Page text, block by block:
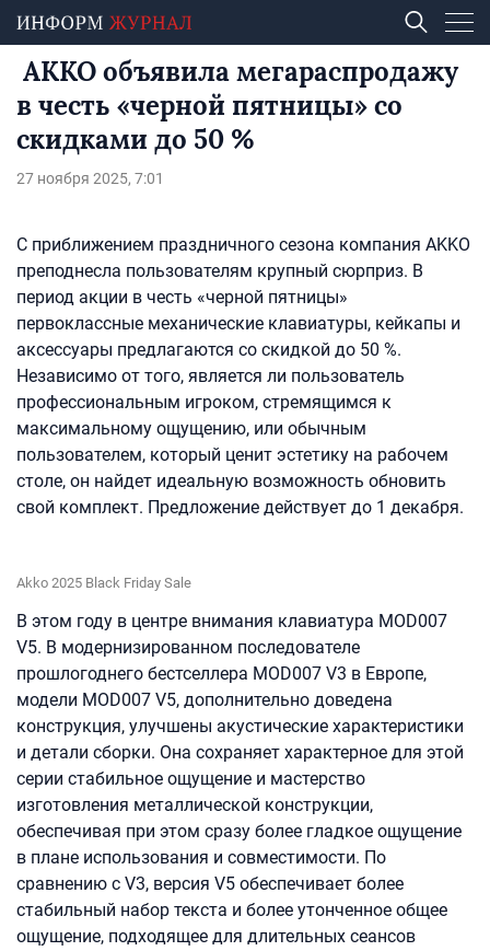
AKKO объявила мегараспродажу
в честь «черной пятницы» со
скидками до 50 %
27 ноября 2025, 7:01
С приближением праздничного сезона компания AKKO
преподнесла пользователям крупный сюрприз. В
период акции в честь «черной пятницы»
первоклассные механические клавиатуры, кейкапы и
аксессуары предлагаются со скидкой до 50 %.
Независимо от того, является ли пользователь
профессиональным игроком, стремящимся к
максимальному ощущению, или обычным
пользователем, который ценит эстетику на рабочем
столе, он найдет идеальную возможность обновить
свой комплект. Предложение действует до 1 декабря.
Akko 2025 Black Friday Sale
В этом году в центре внимания клавиатура MOD007
V5. В модернизированном последователе
прошлогоднего бестселлера MOD007 V3 в Европе,
модели MOD007 V5, дополнительно доведена
конструкция, улучшены акустические характеристики
и детали сборки. Она сохраняет характерное для этой
серии стабильное ощущение и мастерство
изготовления металлической конструкции,
обеспечивая при этом сразу более гладкое ощущение
в плане использования и совместимости. По
сравнению с V3, версия V5 обеспечивает более
стабильный набор текста и более утонченное общее
ощущение, подходящее для длительных сеансов